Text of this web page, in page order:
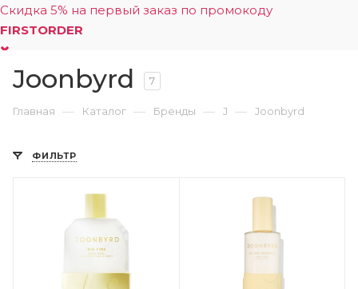
Скидка 5% на первый заказ по промокоду
FIRSTORDER
Joonbyrd 7
Главная — Каталог — Бренды — J — Joonbyrd
ФИЛЬТР